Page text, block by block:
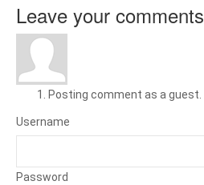
Leave your comments
Posting comment as a guest.
Username
Password